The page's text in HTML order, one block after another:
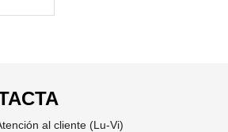
al cliente (Lu-Vi)